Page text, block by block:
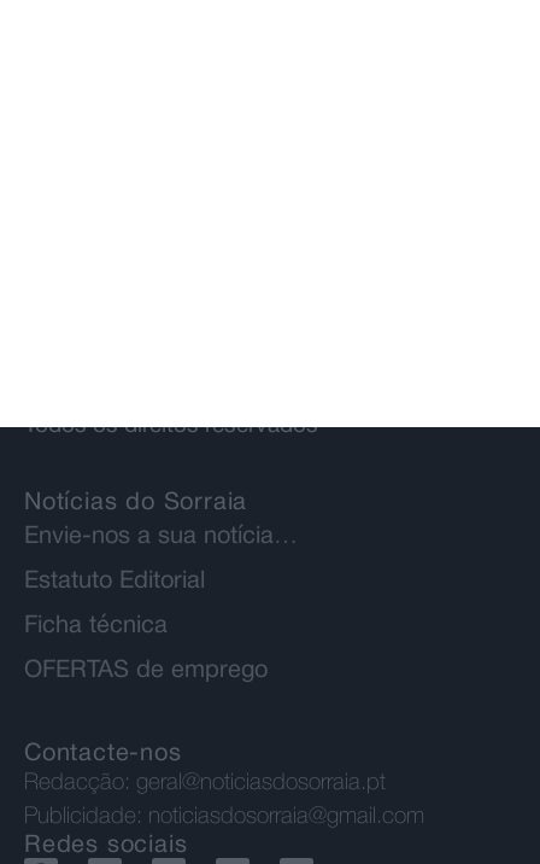
Todos os direitos reservados
Notícias do Sorraia
Envie-nos a sua notícia…
Estatuto Editorial
Ficha técnica
OFERTAS de emprego
Contacte-nos
Redacção: geral@noticiasdosorraia.pt
Publicidade: noticiasdosorraia@gmail.com
Redes sociais